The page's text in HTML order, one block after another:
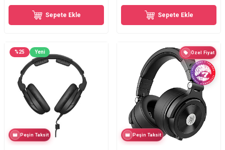
Sepete Ekle Sepete Ekle
%25 Yeni
Peşin Taksit
Özel Fiyat
Peşin Taksit